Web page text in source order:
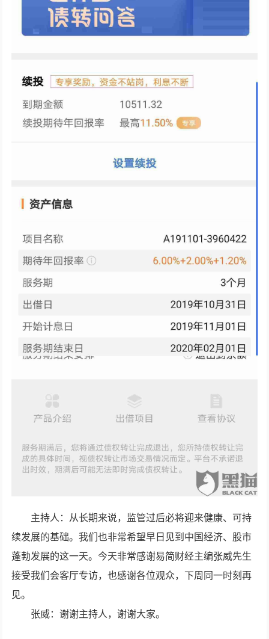
主持人：从长期来说，监管过后必将迎来健康、可持
续发展的基础。我们也非常希望早日见到中国经济、股市
蓬勃发展的这一天。今天非常感谢易简财经主编张威先生
接受我们会客厅专访，也感谢各位观众，下周同一时刻再
见。
张威：谢谢主持人，谢谢大家。